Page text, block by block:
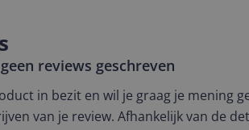
reviews geschreven
in bezit en wil je graag je mening
van je review. Afhankelijk van de